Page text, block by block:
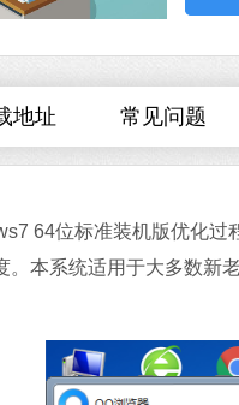
地址 常见问题
64位标准装机版优化过
。本系统适用于大多数新